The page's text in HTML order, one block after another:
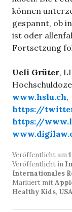
können
gespannt, ob
ist oder
Fortsetzung
Ueli Grüter,
www.hslu.ch,
https://
https://
Veröffentlicht am
Veröffentlicht in
Internationales
Markiert mit
Healthy Kids, USA